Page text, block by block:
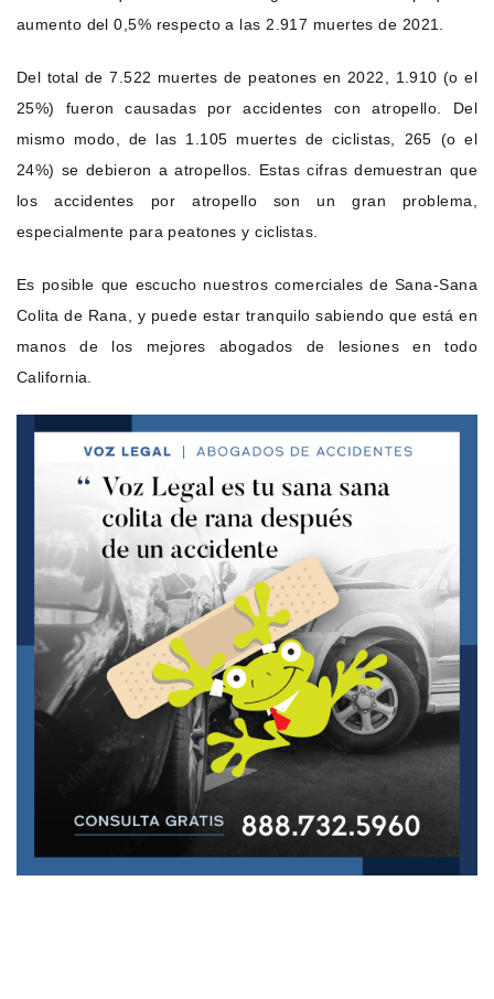
aumento del 0,5% respecto a las 2.917 muertes de 2021.
Del total de 7.522 muertes de peatones en 2022, 1.910 (o el
25%) fueron causadas por accidentes con atropello. Del
mismo modo, de las 1.105 muertes de ciclistas, 265 (o el
24%) se debieron a atropellos. Estas cifras demuestran que
los accidentes por atropello son un gran problema,
especialmente para peatones y ciclistas.
Es posible que escucho nuestros comerciales de Sana-Sana
Colita de Rana, y puede estar tranquilo sabiendo que está en
manos de los mejores abogados de lesiones en todo
California.